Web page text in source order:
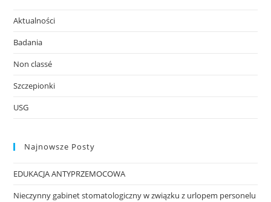
Aktualności
Badania
Non classé
Szczepionki
USG
Najnowsze Posty
EDUKACJA ANTYPRZEMOCOWA
Nieczynny gabinet stomatologiczny w związku z urlopem personelu